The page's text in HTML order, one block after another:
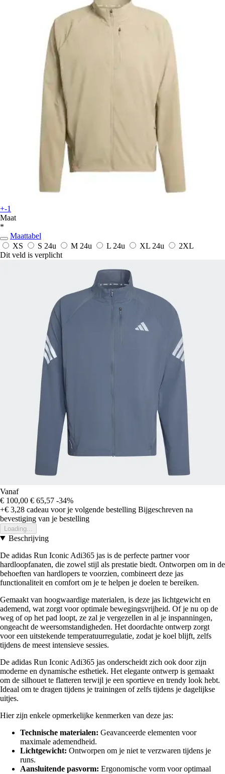
+-1
Maat
*
Maattabel
XS
S 24u M 24u L 24u XL 24u
2XL
Dit veld is verplicht
Vanaf
€ 100,00 € 65,57 -34%
+€ 3,28 cadeau voor je volgende bestelling Bijgeschreven na
bevestiging van je bestelling
Loading...
Beschrijving
De adidas Run Iconic Adi365 jas is de perfecte partner voor
hardloopfanaten, die zowel stijl als prestatie biedt. Ontworpen om in de
behoeften van hardlopers te voorzien, combineert deze jas
functionaliteit en comfort om je te helpen je doelen te bereiken.
Gemaakt van hoogwaardige materialen, is deze jas lichtgewicht en
ademend, wat zorgt voor optimale bewegingsvrijheid. Of je nu op de
weg of op het pad loopt, ze zal je vergezellen in al je inspanningen,
ongeacht de weersomstandigheden. Het doordachte ontwerp zorgt
voor een uitstekende temperatuurregulatie, zodat je koel blijft, zelfs
tijdens de meest intensieve sessies.
De adidas Run Iconic Adi365 jas onderscheidt zich ook door zijn
moderne en dynamische esthetiek. Het elegante ontwerp is gemaakt
om de silhouet te flatteren terwijl je een sportieve en trendy look hebt.
Ideaal om te dragen tijdens je trainingen of zelfs tijdens je dagelijkse
uitjes.
Hier zijn enkele opmerkelijke kenmerken van deze jas:
Technische materialen: Geavanceerde elementen voor
maximale ademendheid.
Lichtgewicht: Ontworpen om je niet te verzwaren tijdens je
runs.
Aansluitende pasvorm: Ergonomische vorm voor optimaal